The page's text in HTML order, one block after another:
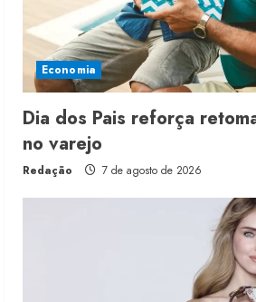
Economia
Dia dos Pais reforça
no varejo
Redação 7 de agosto de 2026